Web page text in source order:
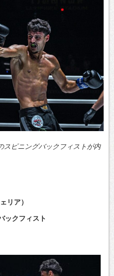
スピニングバックフィストが内
リア）
ックフィスト